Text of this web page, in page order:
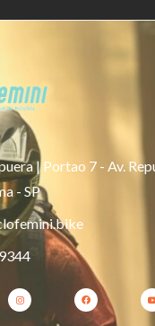
| Portao 7 - Av.
- SP